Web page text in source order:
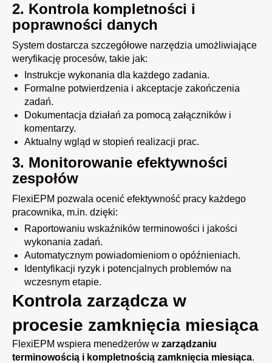
2. Kontrola kompletności i
poprawności danych
System dostarcza szczegółowe narzędzia umożliwiające
weryfikację procesów, takie jak:
Instrukcje wykonania dla każdego zadania.
Formalne potwierdzenia i akceptacje zakończenia
zadań.
Dokumentacja działań za pomocą załączników i
komentarzy.
Aktualny wgląd w stopień realizacji prac.
3. Monitorowanie efektywności
zespołów
FlexiEPM pozwala ocenić efektywność pracy każdego
pracownika, m.in. dzięki:
Raportowaniu wskaźników terminowości i jakości
wykonania zadań.
Automatycznym powiadomieniom o opóźnieniach.
Identyfikacji ryzyk i potencjalnych problemów na
wczesnym etapie.
Kontrola zarządcza w
procesie zamknięcia miesiąca
FlexiEPM wspiera menedżerów w zarządzaniu
terminowością i kompletnością zamknięcia miesiąca.